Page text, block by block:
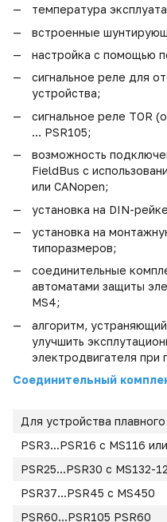
температура
встроенные
настройка с помощью
сигнальное реле для
устройства;
сигнальное реле TOR
… PSR105;
возможность
FieldBus с
или CANopen;
установка на DIN-
установка на
типоразмеров;
соединительные
автоматами защиты
MS4;
алгоритм,
улучшить
электродвигателя при
Соединительный
Для устройства плавного
PSR3...PSR16 с MS116
PSR25...PSR30 с MS132-
PSR37...PSR45 с MS450
PSR60...PSR105 PSR60